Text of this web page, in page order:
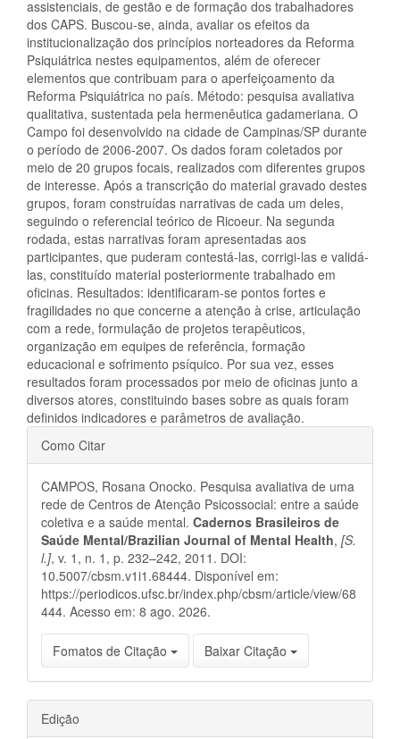
assistenciais, de gestão e de formação dos trabalhadores
dos CAPS. Buscou-se, ainda, avaliar os efeitos da
institucionalização dos princípios norteadores da Reforma
Psiquiátrica nestes equipamentos, além de oferecer
elementos que contribuam para o aperfeiçoamento da
Reforma Psiquiátrica no país. Método: pesquisa avaliativa
qualitativa, sustentada pela hermenêutica gadameriana. O
Campo foi desenvolvido na cidade de Campinas/SP durante
o período de 2006-2007. Os dados foram coletados por
meio de 20 grupos focais, realizados com diferentes grupos
de interesse. Após a transcrição do material gravado destes
grupos, foram construídas narrativas de cada um deles,
seguindo o referencial teórico de Ricoeur. Na segunda
rodada, estas narrativas foram apresentadas aos
participantes, que puderam contestá-las, corrigi-las e validá-
las, constituído material posteriormente trabalhado em
oficinas. Resultados: identificaram-se pontos fortes e
fragilidades no que concerne a atenção à crise, articulação
com a rede, formulação de projetos terapêuticos,
organização em equipes de referência, formação
educacional e sofrimento psíquico. Por sua vez, esses
resultados foram processados por meio de oficinas junto a
diversos atores, constituindo bases sobre as quais foram
definidos indicadores e parâmetros de avaliação.
Detalhes
do
artigo
Como Citar
CAMPOS, Rosana Onocko. Pesquisa avaliativa de uma
rede de Centros de Atenção Psicossocial: entre a saúde
coletiva e a saúde mental. Cadernos Brasileiros de
Saúde Mental/Brazilian Journal of Mental Health, [S.
l.], v. 1, n. 1, p. 232–242, 2011. DOI:
10.5007/cbsm.v1i1.68444. Disponível em:
https://periodicos.ufsc.br/index.php/cbsm/article/view/68
444. Acesso em: 8 ago. 2026.
Fomatos de Citação Baixar Citação
Edição